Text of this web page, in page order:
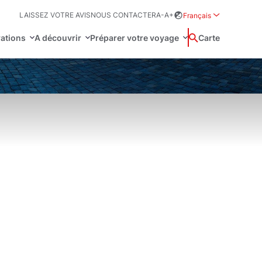
LAISSEZ VOTRE AVISNOUS CONTACTERA-A+
Français
A découvrir Préparer votre voyage Wyszukaj
Carte
Français